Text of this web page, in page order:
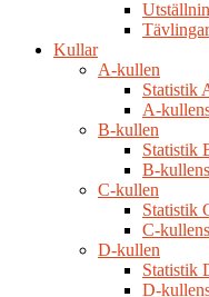
Tävlingar
Kullar
A-kullen
Statistik
A-
B-kullen
Statistik
B-
C-kullen
Statistik
C-
D-kullen
Statistik
D-